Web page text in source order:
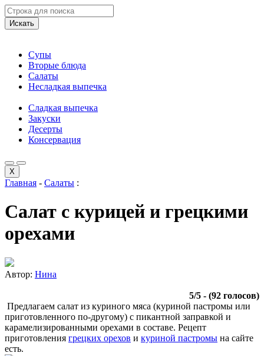
Искать
Супы
Вторые блюда
Салаты
Несладкая выпечка
Сладкая выпечка
Закуски
Десерты
Консервация
X
Главная - Салаты :
Салат с курицей и грецкими
орехами
Автор: Нина
5/5 - (92 голосов)
Предлагаем салат из куриного мяса (куриной пастромы или
приготовленного по-другому) с пикантной заправкой и
карамелизированными орехами в составе. Рецепт
приготовления грецких орехов и куриной пастромы на сайте
есть.